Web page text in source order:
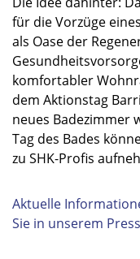
für die Vorzüge
als Oase der
komfortabler
dem Aktionstag
neues Badezimmer
Tag des Bades
zu SHK-Profis
Aktuelle
Sie in unserem